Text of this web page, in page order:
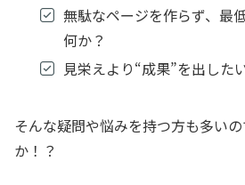
無駄なページを作らず、最
何か？
見栄えより“成果”を出した
そんな疑問や悩みを持つ方も多い
か！？